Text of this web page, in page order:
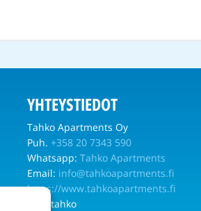
YHTEYSTIEDOT
Tahko Apartments Oy
Puh. +358 20 7343 590
Whatsapp: Tahko Apartments
Email: info@tahkoapartments.fi
https://www.tahkoapartments.fi
#feeltahko